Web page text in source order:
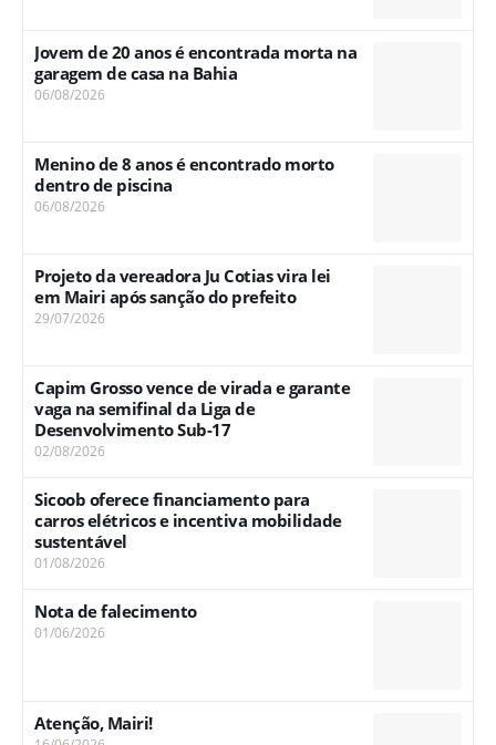
Jovem de 20 anos é encontrada morta na
garagem de casa na Bahia
06/08/2026
Menino de 8 anos é encontrado morto
dentro de piscina
06/08/2026
Projeto da vereadora Ju Cotias vira lei
em Mairi após sanção do prefeito
29/07/2026
Capim Grosso vence de virada e garante
vaga na semifinal da Liga de
Desenvolvimento Sub-17
02/08/2026
Sicoob oferece financiamento para
carros elétricos e incentiva mobilidade
sustentável
01/08/2026
Nota de falecimento
01/06/2026
Atenção, Mairi!